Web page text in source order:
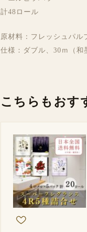
計48ロール
原材料：フレッシュパル
仕様：ダブル、30ｍ（和
こちらもおす